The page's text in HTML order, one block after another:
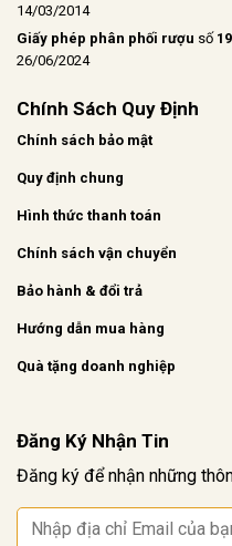
14/03/2014
Giấy phép phân phối rượu số
26/06/2024
Chính Sách Quy Định
Chính sách bảo mật
Quy định chung
Hình thức thanh toán
Chính sách vận chuyển
Bảo hành & đổi trả
Hướng dẫn mua hàng
Quà tặng doanh nghiệp
Đăng Ký Nhận Tin
Đăng ký để nhận những